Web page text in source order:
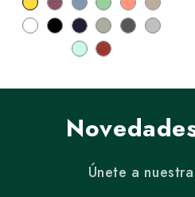
Únete a